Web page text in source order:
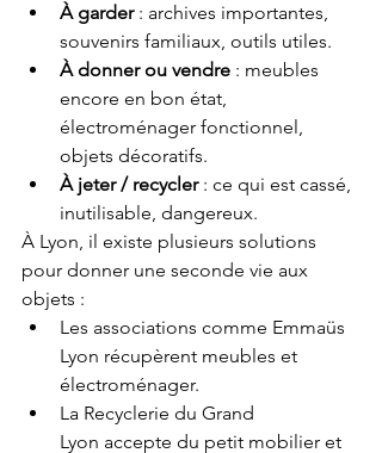
À garder : archives importantes,
souvenirs familiaux, outils utiles.
À donner ou vendre : meubles
encore en bon état,
électroménager fonctionnel,
objets décoratifs.
À jeter / recycler : ce qui est cassé,
inutilisable, dangereux.
À Lyon, il existe plusieurs solutions
pour donner une seconde vie aux
objets :
Les associations comme Emmaüs
Lyon récupèrent meubles et
électroménager.
La Recyclerie du Grand
Lyon accepte du petit mobilier et